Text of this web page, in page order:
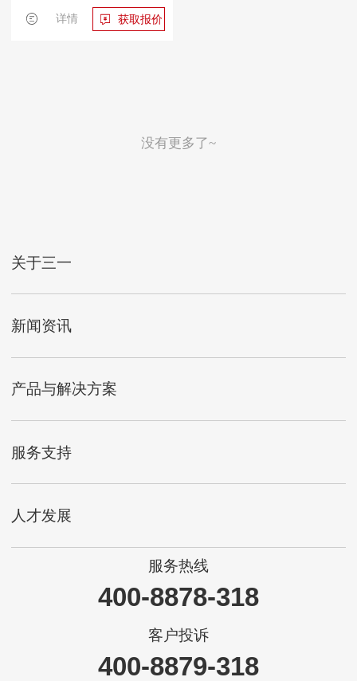
详情 获取报价
没有更多了~
关于三一
新闻资讯
产品与解决方案
服务支持
人才发展
服务热线
400-8878-318
客户投诉
400-8879-318